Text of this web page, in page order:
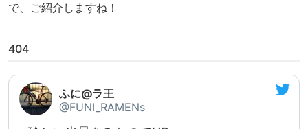
で、ご紹介しますね！
404
ふに@ラ王
@FUNI_RAMENs